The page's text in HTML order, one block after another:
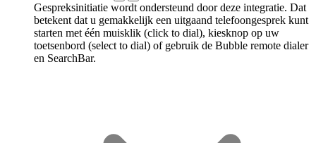
Gespreksinitiatie wordt ondersteund door deze integratie. Dat
betekent dat u gemakkelijk een uitgaand telefoongesprek kunt
starten met één muisklik (click to dial), kiesknop op uw
toetsenbord (select to dial) of gebruik de Bubble remote dialer
en SearchBar.